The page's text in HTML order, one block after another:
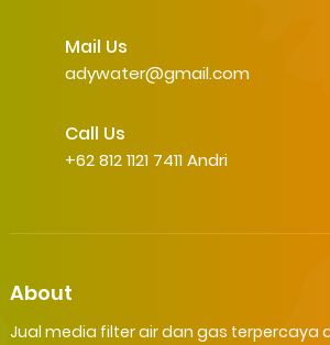
Mail Us
adywater@gmail.com
Call Us
+62 812 1121 7411 Andri
About
Jual media filter air dan gas terpercaya